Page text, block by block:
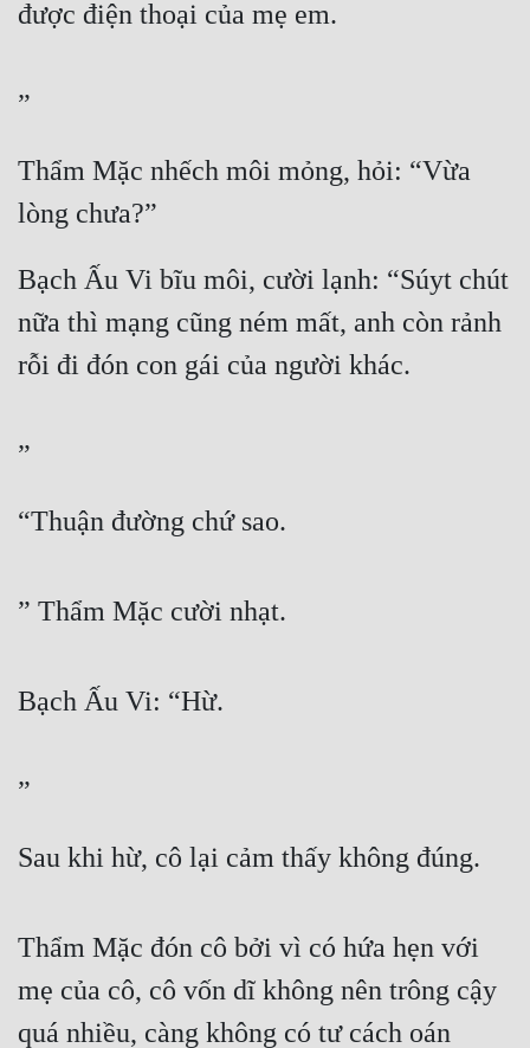
được điện thoại của mẹ em.
”
Thẩm Mặc nhếch môi mỏng, hỏi: “Vừa
lòng chưa?”
Bạch Ấu Vi bĩu môi, cười lạnh: “Súyt chút
nữa thì mạng cũng ném mất, anh còn rảnh
rỗi đi đón con gái của người khác.
”
“Thuận đường chứ sao.
” Thẩm Mặc cười nhạt.
Bạch Ấu Vi: “Hừ.
”
Sau khi hừ, cô lại cảm thấy không đúng.
Thẩm Mặc đón cô bởi vì có hứa hẹn với
mẹ của cô, cô vốn dĩ không nên trông cậy
quá nhiều, càng không có tư cách oán